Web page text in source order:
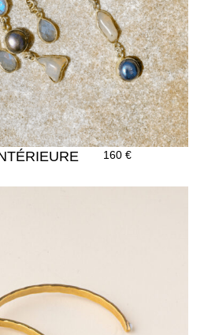
160 €